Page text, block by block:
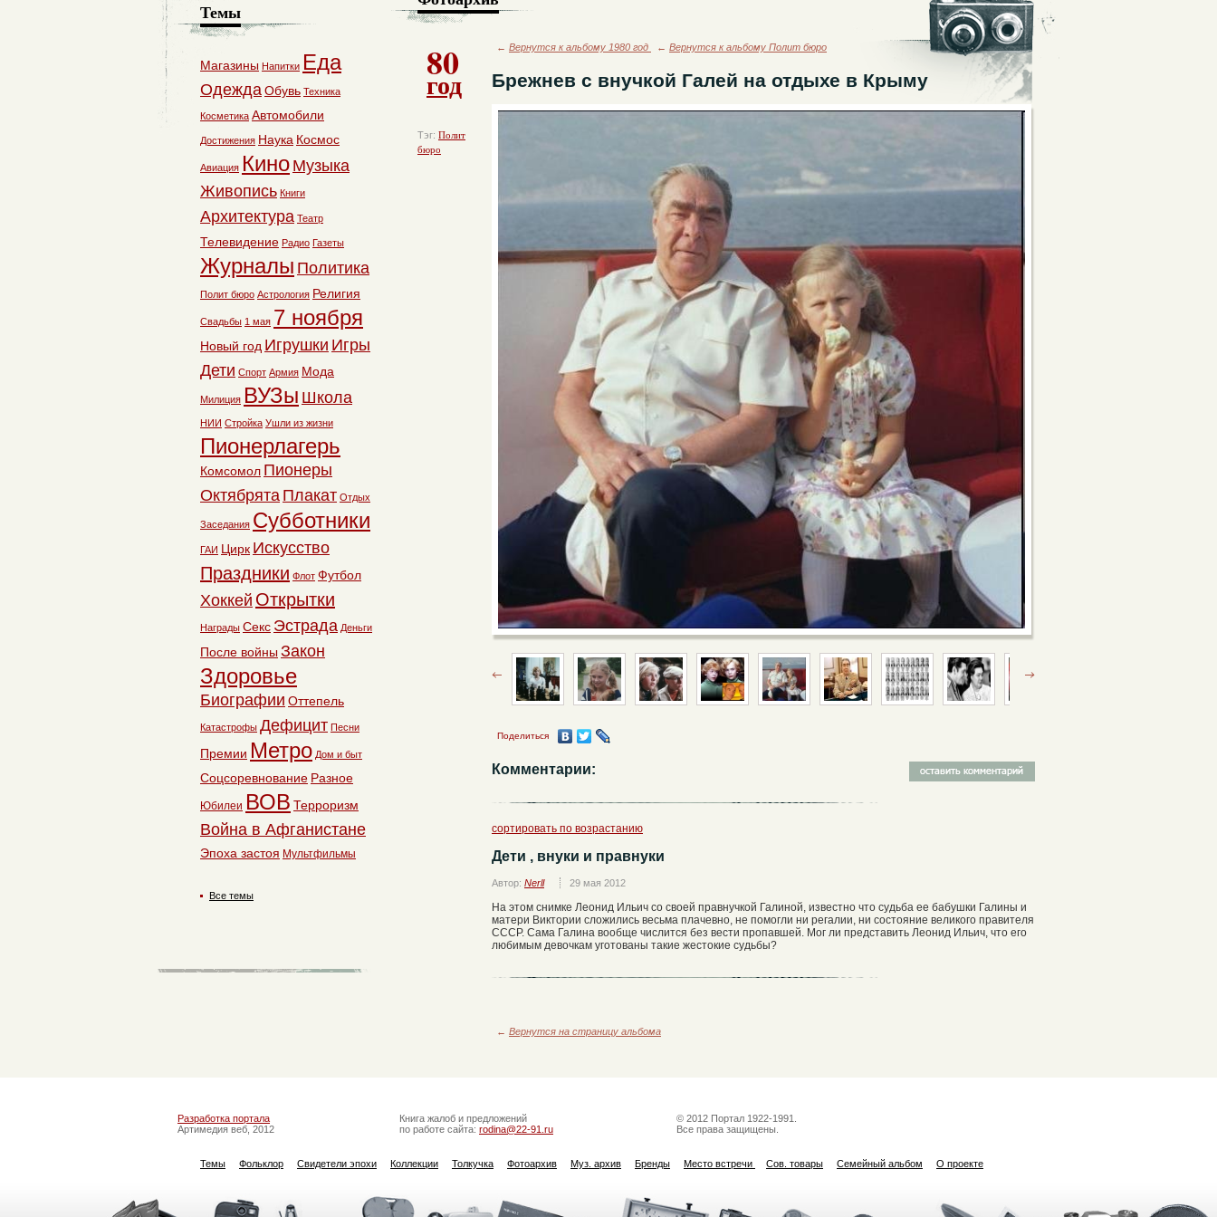
80
год
Тэг: Полит
бюро
← Вернутся к альбому 1980 год ← Вернутся к альбому Полит бюро
Брежнев с внучкой Галей на отдыхе в Крыму
Поделиться
Комментарии:
сортировать по возрастанию
Дети , внуки и правнуки
Автор: Nerll 29 мая 2012
На этом снимке Леонид Ильич со своей правнучкой Галиной, известно что судьба ее бабушки Галины и
матери Виктории сложились весьма плачевно, не помогли ни регалии, ни состояние великого правителя
СССР. Сама Галина вообще числится без вести пропавшей. Мог ли представить Леонид Ильич, что его
любимым девочкам уготованы такие жестокие судьбы?
← Вернутся на страницу альбома
Темы
Магазины Напитки Еда
ОдеждаОбувь Техника
Косметика Автомобили
Достижения Наука Космос
Авиация Кино Музыка
Живопись Книги
Архитектура Театр
Телевидение Радио Газеты
Журналы Политика
Полит бюро Астрология Религия
Свадьбы 1 мая 7 ноября
Новый год Игрушки Игры
Дети Спорт Армия Мода
Милиция ВУЗы Школа
НИИ Стройка Ушли из жизни
Пионерлагерь
Комсомол Пионеры
Октябрята Плакат Отдых
Заседания Субботники
ГАИ Цирк Искусство
Праздники Флот Футбол
Хоккей Открытки
Награды Секс Эстрада Деньги
После войны Закон
Здоровье
Биографии Оттепель
Катастрофы Дефицит Песни
Премии Метро Дом и быт
Соцсоревнование Разное
Юбилеи ВОВ Терроризм
Война в Афганистане
Эпоха застоя Мультфильмы
Все темы
Разработка портала
Артимедия веб, 2012
Книга жалоб и предложений
по работе сайта: rodina@22-91.ru
© 2012 Портал 1922-1991.
Все права защищены.
Темы Фольклор Свидетели эпохи Коллекции Толкучка Фотоархив Муз. архив Бренды Место встречи Сов. товары Семейный альбом О проекте